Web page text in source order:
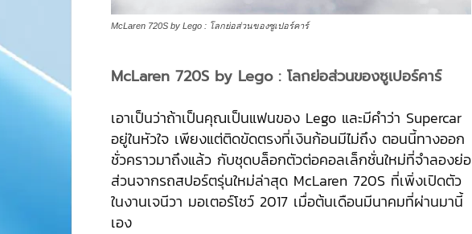
McLaren 720S by Lego : โลกย่อส่วนของซูเปอร์คาร์
McLaren 720S by Lego : โลกย่อส่วนของซูเปอร์คาร์
เอาเป็นว่าถ้าเป็นคุณเป็นแฟนของ Lego และมีคำว่า Supercar
อยู่ในหัวใจ เพียงแต่ติดขัดตรงที่เงินก้อนมีไม่ถึง ตอนนี้ทางออก
ชั่วคราวมาถึงแล้ว กับชุดบล็อกตัวต่อคอลเล็กชั่นใหม่ที่จำลองย่อ
ส่วนจากรถสปอร์ตรุ่นใหม่ล่าสุด McLaren 720S ที่เพิ่งเปิดตัว
ในงานเจนีวา มอเตอร์โชว์ 2017 เมื่อต้นเดือนมีนาคมที่ผ่านมานี้
เอง